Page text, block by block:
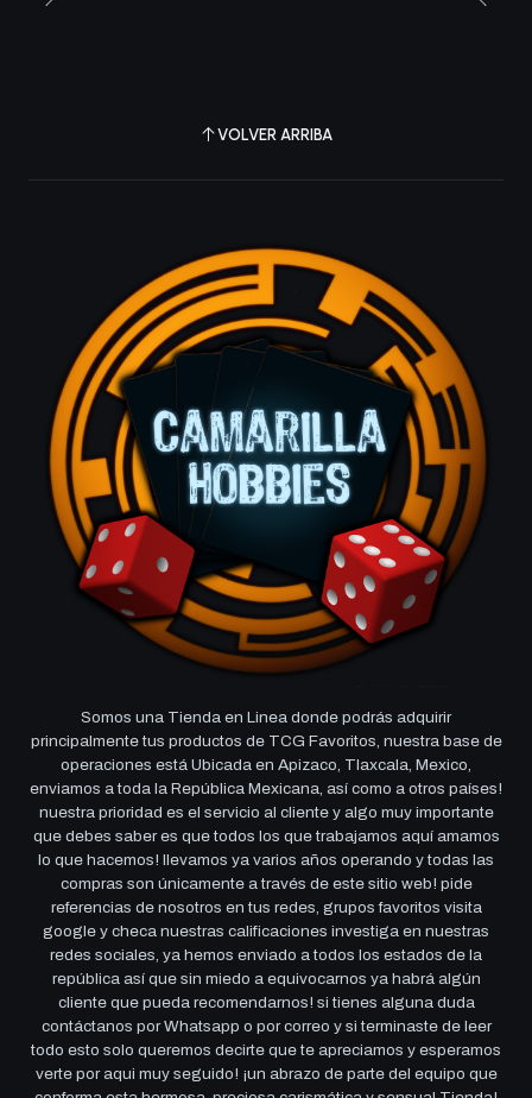
VOLVER ARRIBA
Somos una Tienda en Linea donde podrás adquirir
principalmente tus productos de TCG Favoritos, nuestra base de
operaciones está Ubicada en Apizaco, Tlaxcala, Mexico,
enviamos a toda la República Mexicana, así como a otros países!
nuestra prioridad es el servicio al cliente y algo muy importante
que debes saber es que todos los que trabajamos aquí amamos
lo que hacemos! llevamos ya varios años operando y todas las
compras son únicamente a través de este sitio web! pide
referencias de nosotros en tus redes, grupos favoritos visita
google y checa nuestras calificaciones investiga en nuestras
redes sociales, ya hemos enviado a todos los estados de la
república así que sin miedo a equivocarnos ya habrá algún
cliente que pueda recomendarnos! si tienes alguna duda
contáctanos por Whatsapp o por correo y si terminaste de leer
todo esto solo queremos decirte que te apreciamos y esperamos
verte por aqui muy seguido! ¡un abrazo de parte del equipo que